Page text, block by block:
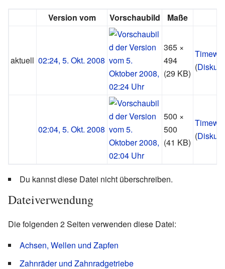
Version vom Vorschaubild Maße
aktuell 02:24, 5. Okt. 2008
365 ×
494
(29 KB)
(
02:04, 5. Okt. 2008
500 ×
500
(41 KB)
(
Du kannst diese Datei nicht überschreiben.
Dateiverwendung
Die folgenden 2 Seiten verwenden diese Datei:
Achsen, Wellen und Zapfen
Zahnräder und Zahnradgetriebe